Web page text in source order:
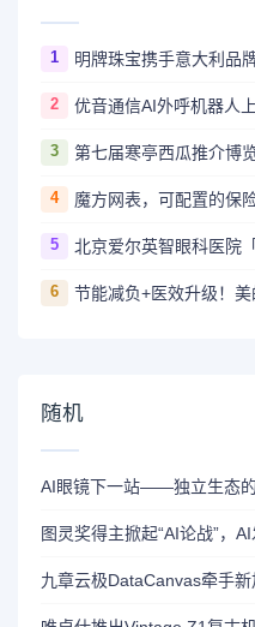
1 明牌珠宝携手意大利品
2
3 第七届寒亭西瓜推介博
4 魔方网表，可配置的保
5
6
随机
AI眼镜下一站——独立生态
图灵奖得主掀起“AI论战”，